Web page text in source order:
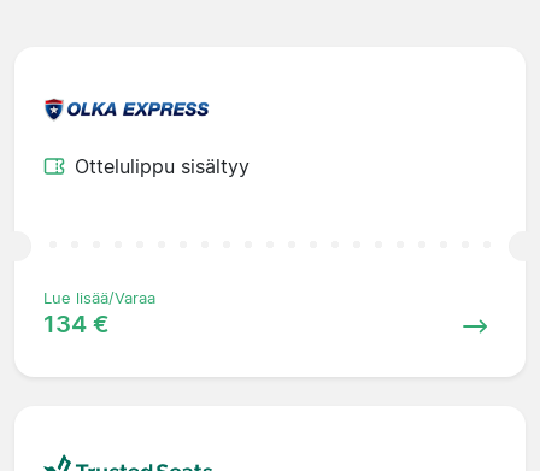
Ottelulippu sisältyy
Lue lisää/Varaa
134 €